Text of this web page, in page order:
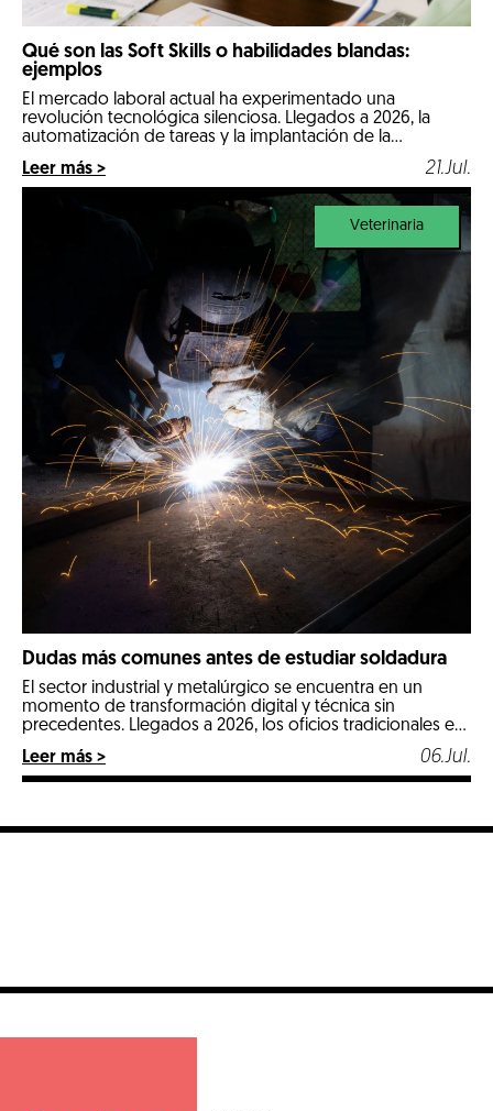
Qué son las Soft Skills o habilidades blandas:
ejemplos
El mercado laboral actual ha experimentado una
revolución tecnológica silenciosa. Llegados a 2026, la
automatización de tareas y la implantación de la
inteligencia artificial en los procesos diarios han cambiado
por completo las reglas de la contratación. Las
comeptencias técnicas e informáticas ya no son el único
factor determinante para conseguir un empleo estable.
Leer más > 21.Jul.
Veterinaria
Dudas más comunes antes de estudiar soldadura
El sector industrial y metalúrgico se encuentra en un
momento de transformación digital y técnica sin
precedentes. Llegados a 2026, los oficios tradicionales e
opciones más estables, seguras y mejor remuneradas del
mercado laboral. Entre todos ellos, la soldadura destaca
Leer más > 06.Jul.